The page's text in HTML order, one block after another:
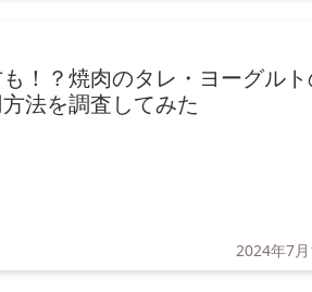
！？焼肉のタレ・ヨーグルト
法を調査してみた
2024年7月